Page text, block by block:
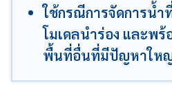
ใช้กรณีการจัดการน้
โมเดลนำร่อง และพ
พื้นที่อื่นที่มีปัญหาให